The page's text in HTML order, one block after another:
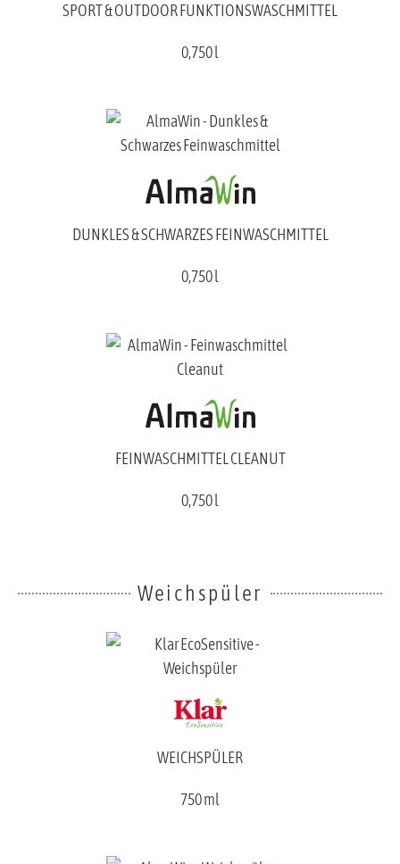
SPORT & OUTDOOR FUNKTIONSWASCHMITTEL
0,750 l
DUNKLES & SCHWARZES FEINWASCHMITTEL
0,750 l
FEINWASCHMITTEL CLEANUT
0,750 l
Weichspüler
WEICHSPÜLER
750 ml